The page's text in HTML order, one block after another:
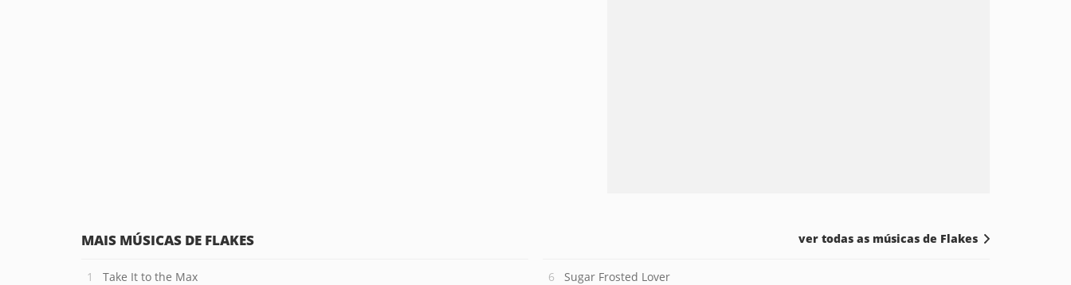
MAIS MÚSICAS DE FLAKES
Take It to the Max Sugar Frosted Lover
ver todas as músicas de Flakes